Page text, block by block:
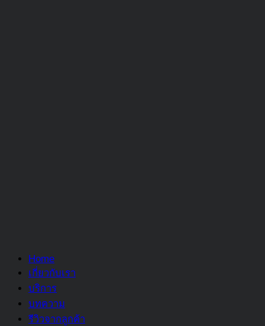
Home
เกี่ยวกับเรา
บริการ
บทความ
รีวิวจากลูกค้า